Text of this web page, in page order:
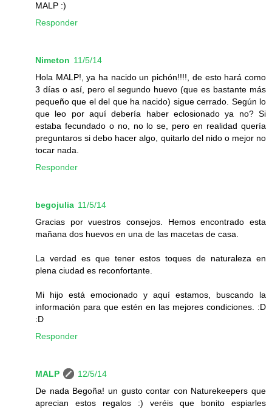
MALP :)
Responder
Nimeton 11/5/14
Hola MALP!, ya ha nacido un pichón!!!!, de esto hará como
3 días o así, pero el segundo huevo (que es bastante más
pequeño que el del que ha nacido) sigue cerrado. Según lo
que leo por aquí debería haber eclosionado ya no? Si
estaba fecundado o no, no lo se, pero en realidad quería
preguntaros si debo hacer algo, quitarlo del nido o mejor no
tocar nada.
Responder
begojulia 11/5/14
Gracias por vuestros consejos. Hemos encontrado esta
mañana dos huevos en una de las macetas de casa.
La verdad es que tener estos toques de naturaleza en
plena ciudad es reconfortante.
Mi hijo está emocionado y aquí estamos, buscando la
información para que estén en las mejores condiciones. :D
:D
Responder
MALP
12/5/14
De nada Begoña! un gusto contar con Naturekeepers que
aprecian estos regalos :) veréis que bonito espiarles